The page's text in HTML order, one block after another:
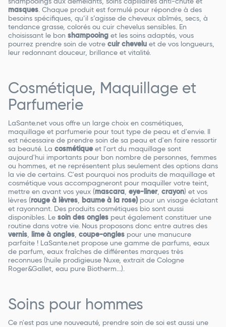
masques . Chaque produit est formulé pour répondre à des
besoins spécifiques, qu’il s’agisse de cheveux abîmés, secs, à
tendance grasse, colorés ou cuir chevelus sensibles. En
choisissant le bon shampooing et les soins adaptés, vous
pourrez prendre soin de votre cuir chevelu et de vos longueurs,
leur redonnant douceur, brillance et vitalité.
Cosmétique, Maquillage et
Parfumerie
LaSante.net vous offre un large choix en cosmétiques,
maquillage et parfumerie pour tout type de peau et d'envie. Il
est nécessaire de prendre soin de sa peau et d'en faire ressortir
sa beauté. La cosmétiqueet l'art du maquillage sont
aujourd'hui importants pour bon nombre de personnes, femmes
ou hommes, et ne représentent plus seulement des options dans
la vie de certains. C'est pourquoi nos produits de maquillage et
cosmétique vous accompagneront pour maquiller votre teint,
mettre en avant vos yeux (mascara eye-liner, crayon) et vos
lèvres (rouge à lèvres baume à la rose) pour un visage éclatant
et rayonnant. Des produits cosmétiques bio sont aussi
disponibles. Le soin des ongles peut également constituer une
routine dans votre vie. Nous proposons donc entre autres des
vernis
lime à ongles coupe-ongles pour une manucure
parfaite ! LaSante.net propose une gamme de parfums, eaux
de parfum, eaux fraîches de différentes marques très
reconnues (huile prodigieuse Nuxe, extrait de Cologne
Roger&Gallet, eau pure Biotherm...).
Soins pour hommes
Ce n'est pas une nouveauté, prendre soin de soi est aussi une